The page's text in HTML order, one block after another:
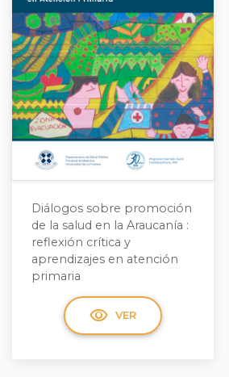
Diálogos sobre promoción
de la salud en la Araucanía :
reflexión crítica y
aprendizajes en atención
primaria
visibility VER